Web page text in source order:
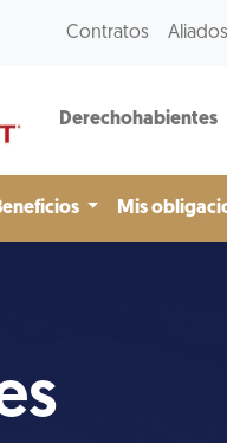
Contratos
Derechohabientes
Mis